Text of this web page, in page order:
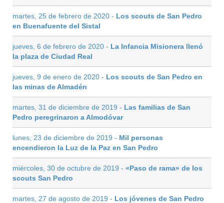
martes, 25 de febrero de 2020 - Los scouts de San Pedro
en Buenafuente del Sistal
jueves, 6 de febrero de 2020 - La Infancia Misionera llenó
la plaza de Ciudad Real
jueves, 9 de enero de 2020 - Los scouts de San Pedro en
las minas de Almadén
martes, 31 de diciembre de 2019 - Las familias de San
Pedro peregrinaron a Almodóvar
lunes, 23 de diciembre de 2019 - Mil personas
encendieron la Luz de la Paz en San Pedro
miércoles, 30 de octubre de 2019 - «Paso de rama» de los
scouts San Pedro
martes, 27 de agosto de 2019 - Los jóvenes de San Pedro